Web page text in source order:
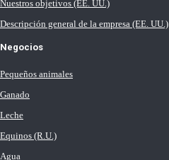
Nuestros objetivos (EE. UU.)
Descripción general de la empresa (EE. UU.)
Negocios
Pequeños animales
Ganado
Leche
Equinos (R.U.)
Agua